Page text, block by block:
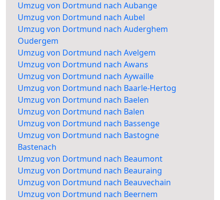
Umzug von Dortmund nach Aubange
Umzug von Dortmund nach Aubel
Umzug von Dortmund nach Auderghem
Oudergem
Umzug von Dortmund nach Avelgem
Umzug von Dortmund nach Awans
Umzug von Dortmund nach Aywaille
Umzug von Dortmund nach Baarle-Hertog
Umzug von Dortmund nach Baelen
Umzug von Dortmund nach Balen
Umzug von Dortmund nach Bassenge
Umzug von Dortmund nach Bastogne
Bastenach
Umzug von Dortmund nach Beaumont
Umzug von Dortmund nach Beauraing
Umzug von Dortmund nach Beauvechain
Umzug von Dortmund nach Beernem